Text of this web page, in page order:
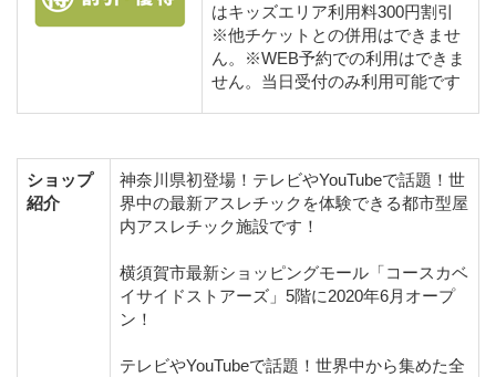
はキッズエリア利用料300円割引
※他チケットとの併用はできませ
ん。※WEB予約での利用はできま
せん。当日受付のみ利用可能です
ショップ
紹介
神奈川県初登場！テレビやYouTubeで話題！世
界中の最新アスレチックを体験できる都市型屋
内アスレチック施設です！
横須賀市最新ショッピングモール「コースカベ
イサイドストアーズ」5階に2020年6月オープ
ン！
テレビやYouTubeで話題！世界中から集めた全